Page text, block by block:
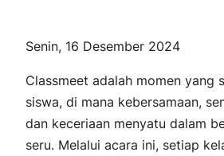
Senin, 16 Desember 2024
Classmeet adalah momen yang
siswa, di mana kebersamaan,
dan keceriaan menyatu dalam
seru. Melalui acara ini, setiap